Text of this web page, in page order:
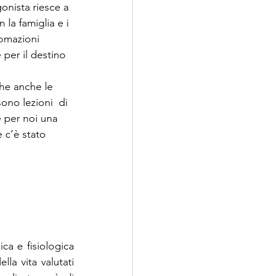
riesce a
la famiglia e i
per il destino
anche le
lezioni  di
per noi una
c’è stato
e fisiologica
vita valutati